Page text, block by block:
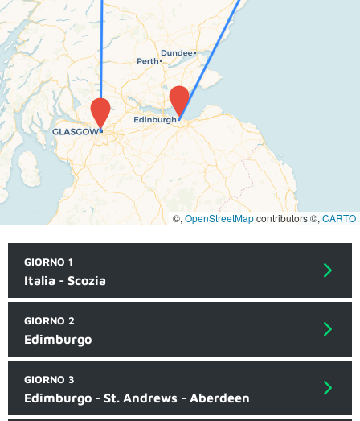
©, OpenStreetMapcontributors ©, CARTO
GIORNO 1
Italia - Scozia
GIORNO 2
Edimburgo
GIORNO 3
Edimburgo - St. Andrews - Aberdeen